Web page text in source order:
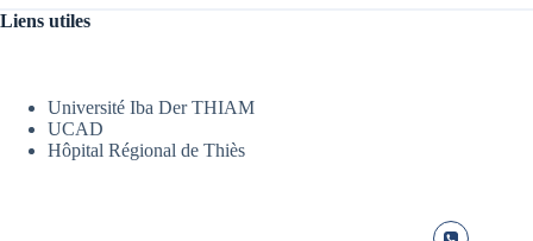
Liens utiles
Université Iba Der THIAM
UCAD
Hôpital Régional de Thiès